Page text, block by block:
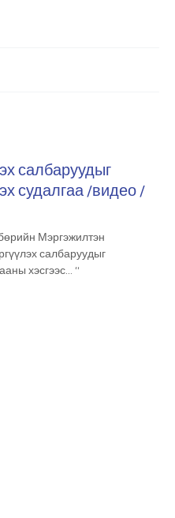
салбаруудыг
судалгаа /видео /
Мэргэжилтэн
салбаруудыг
хэсгээс… “